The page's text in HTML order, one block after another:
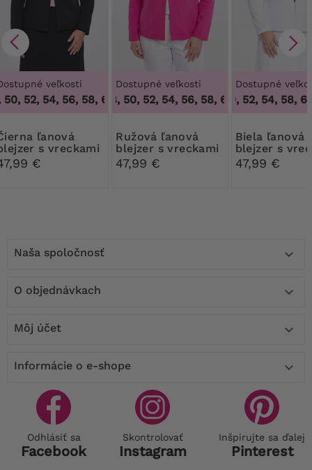
veľkosti
52, 54, 56, 58, 60, 62, 64,46, 48, 50, 52, 54, 56, 58,
s vreckami
€
Dostupné veľkosti
46, 48, 50, 52, 54, 56, 58, 60, 62, 64,46,
Ružová ľanová
blejzer s vreckami
47,99 €
Dostupné
46, 50, 52, 54, 58,
Biela ľanová
blejzer s
47,99 €
Naša spoločnosť 
O objednávkach 
Môj účet 
Informácie o e-shope 
Odhlásiť sa
Facebook
Skontrolovať
Instagram
Inšpirujte sa ďalej
Pinterest